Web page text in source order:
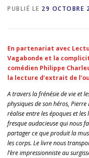
PUBLIÉ LE 29 OCTOBRE
En partenariat avec
Vagabonde et la
comédien Philippe
la lecture d’extrait de
A travers la frénésie de vie et
physiques de son héros, Pierre
réalise entre les époques et les
fresque audacieuse qui nous
partager ce que produit la
les corps. Le livre nous
l’ère impressionniste au